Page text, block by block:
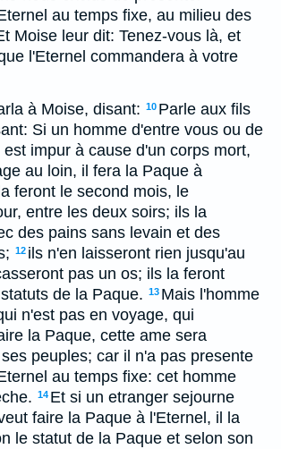
au temps fixe, au milieu des
Moise leur dit: Tenez-vous là, et
l'Eternel commandera à votre
à Moise, disant: 10 Parle aux fils
Si un homme d'entre vous ou de
impur à cause d'un corps mort,
au loin, il fera la Paque à
feront le second mois, le
entre les deux soirs; ils la
des pains sans levain et des
12 ils n'en laisseront rien jusqu'au
pas un os; ils la feront
de la Paque. 13 Mais l'homme
n'est pas en voyage, qui
la Paque, cette ame sera
peuples; car il n'a pas presente
au temps fixe: cet homme
14 Et si un etranger sejourne
faire la Paque à l'Eternel, il la
le statut de la Paque et selon son